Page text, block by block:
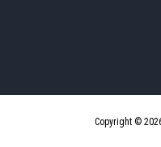
Copyright ©